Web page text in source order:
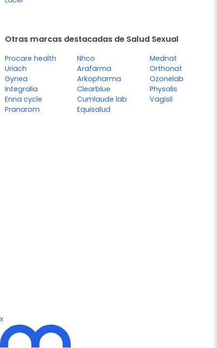
Otras marcas destacadas de Salud Sexual
Procare health
Uriach
Gynea
Integralia
Enna cycle
Pranarom
Nhco
Arafarma
Arkopharma
Clearblue
Cumlaude lab
Equisalud
Mednat
Orthonat
Ozonelab
Physalis
Vagisil
x